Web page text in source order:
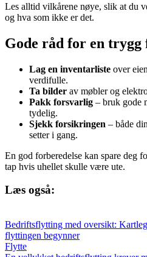
Les alltid vilkårene nøye, slik at du
og hva som ikke er det.
Gode råd for en
Lag en inventarliste over
verdifulle.
Ta bilder av møbler og
Pakk forsvarlig – bruk gode
tydelig.
Sjekk forsikringen – både
setter i gang.
En god forberedelse kan spare deg
tap hvis uhellet skulle være ute.
Læs også:
Bedriftsflytting med oversikt:
flyttingen begynner
Flytte